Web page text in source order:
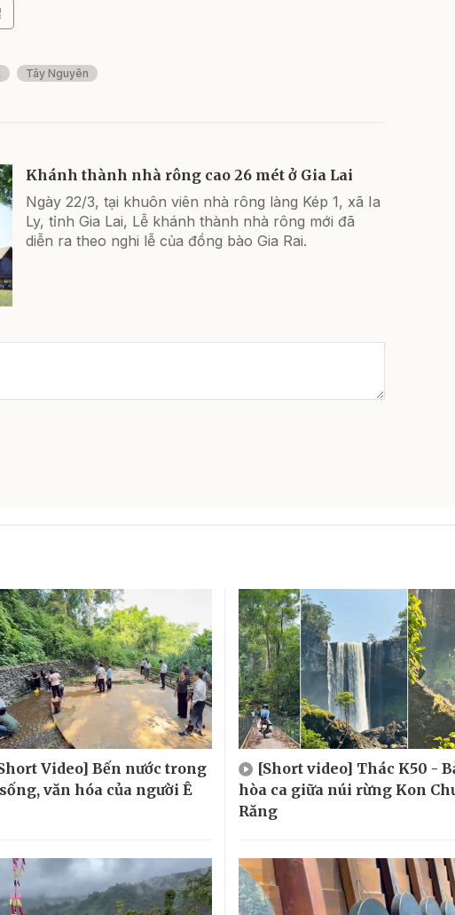
Tây Nguyên
Khánh thành nhà rông cao 26 mét ở Gia Lai
Ngày 22/3, tại khuôn viên nhà rông làng Kép 1, xã Ia
Ly, tỉnh Gia Lai, Lễ khánh thành nhà rông mới đã
diễn ra theo nghi lễ của đồng bào Gia Rai.
Video] Bến nước trong
văn hóa của người Ê
[Short video] Thác K50 -
hòa ca giữa núi rừng Kon
Răng